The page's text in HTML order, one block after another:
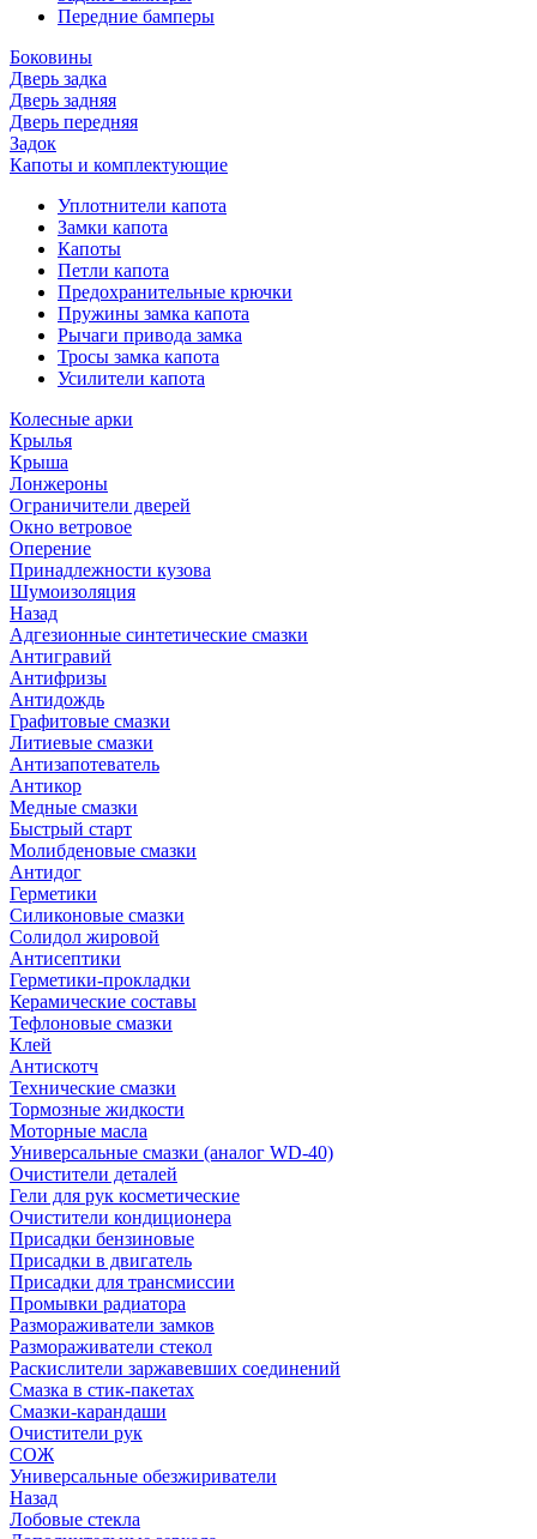
Передние бамперы
Боковины
Дверь задка
Дверь задняя
Дверь передняя
Задок
Капоты и комплектующие
Уплотнители капота
Замки капота
Капоты
Петли капота
Предохранительные крючки
Пружины замка капота
Рычаги привода замка
Тросы замка капота
Усилители капота
Колесные арки
Крылья
Крыша
Лонжероны
Ограничители дверей
Окно ветровое
Оперение
Принадлежности кузова
Шумоизоляция
Назад
Адгезионные синтетические смазки
Антигравий
Антифризы
Антидождь
Графитовые смазки
Литиевые смазки
Антизапотеватель
Антикор
Медные смазки
Быстрый старт
Молибденовые смазки
Антидог
Герметики
Силиконовые смазки
Солидол жировой
Антисептики
Герметики-прокладки
Керамические составы
Тефлоновые смазки
Клей
Антискотч
Технические смазки
Тормозные жидкости
Моторные масла
Универсальные смазки (аналог WD-40)
Очистители деталей
Гели для рук косметические
Очистители кондиционера
Присадки бензиновые
Присадки в двигатель
Присадки для трансмиссии
Промывки радиатора
Размораживатели замков
Размораживатели стекол
Раскислители заржавевших соединений
Смазка в стик-пакетах
Смазки-карандаши
Очистители рук
СОЖ
Универсальные обезжириватели
Назад
Лобовые стекла